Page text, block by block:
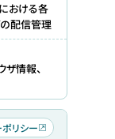
おける各
配信管理
ザ情報、
リシー